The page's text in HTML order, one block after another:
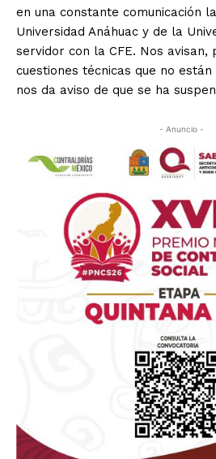
en una constante comunicación
Universidad Anáhuac y de la
servidor con la CFE. Nos avisan,
cuestiones técnicas que no
nos da aviso de que se ha
- Anuncio -